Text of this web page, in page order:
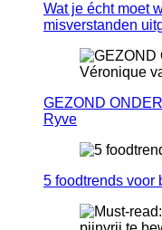
Wat je écht moet
misverstanden
GEZOND
Ryve
5 foodtrends voor